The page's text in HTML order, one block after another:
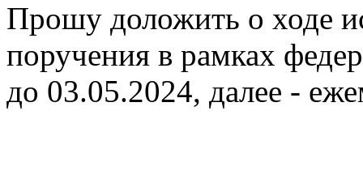
Прошу доложить о ходе
поручения в рамках
до 03.05.2024, далее -